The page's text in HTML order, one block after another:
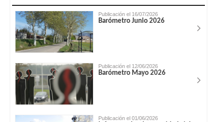
Publicación el 16/07/2026
Barómetro Junio 2026
Publicación el 12/06/2026
Barómetro Mayo 2026
Publicación el 01/06/2026